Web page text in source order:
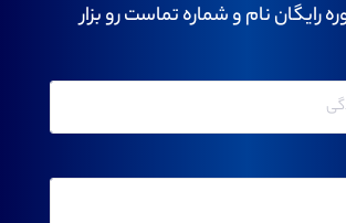
رایگان نام و شماره تماست رو بزار